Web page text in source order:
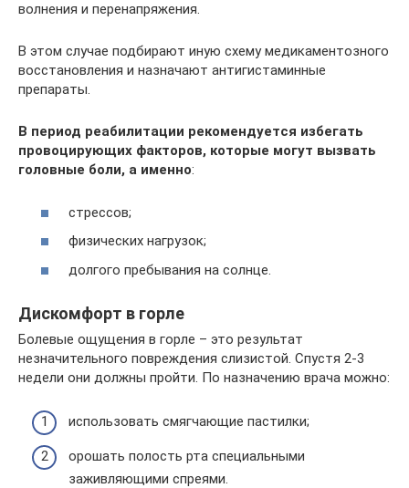
волнения и перенапряжения.
В этом случае подбирают иную схему медикаментозного
восстановления и назначают антигистаминные
препараты.
В период реабилитации рекомендуется избегать
провоцирующих факторов, которые могут вызвать
головные боли, а именно:
стрессов;
физических нагрузок;
долгого пребывания на солнце.
Дискомфорт в горле
Болевые ощущения в горле – это результат
незначительного повреждения слизистой. Спустя 2-3
недели они должны пройти. По назначению врача можно:
использовать смягчающие пастилки;
орошать полость рта специальными
заживляющими спреями.